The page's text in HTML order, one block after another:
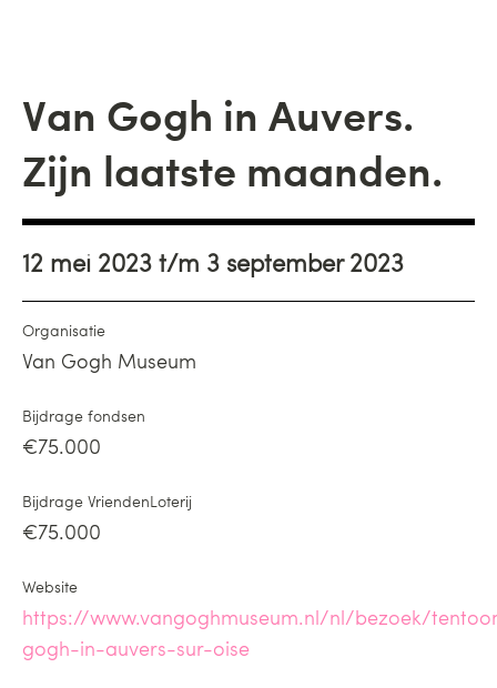
Van Gogh in Auvers.
Zijn laatste maanden.
12 mei 2023 t/m 3 september 2023
Organisatie
Van Gogh Museum
Bijdrage fondsen
€75.000
Bijdrage VriendenLoterij
€75.000
Website
https://www.vangoghmuseum.nl/nl/bezoek/
gogh-in-auvers-sur-oise